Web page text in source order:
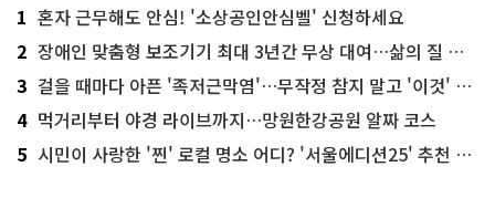
1 혼자 근무해도 안심! '소상공인안심벨' 신청하세요
2 장애인 맞춤형 보조기기 최대 3년간 무상 대여…삶의 질 높인다
3 걸을 때마다 아픈 '족저근막염'…무작정 참지 말고 '이것' 해보세요!
4 먹거리부터 야경 라이브까지…망원한강공원 알짜 코스
5 시민이 사랑한 '찐' 로컬 명소 어디? '서울에디션25' 추천 코스